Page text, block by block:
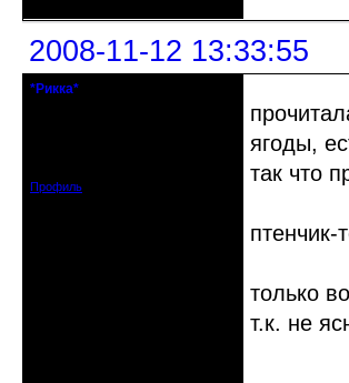
2008-11-12 13:33:55
*Рикка*
Профиль
ягоды,
так что
только
т.к. не